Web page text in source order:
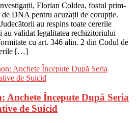
Florian Coldea, fostul prim-
DNA pentru acuzații de corupție.
au respins toate cererile
au validat legalitatea rechizitoriului
cu art. 346 alin. 2 din Codul de
[…]
Anchete Începute După Seria
de Suicid